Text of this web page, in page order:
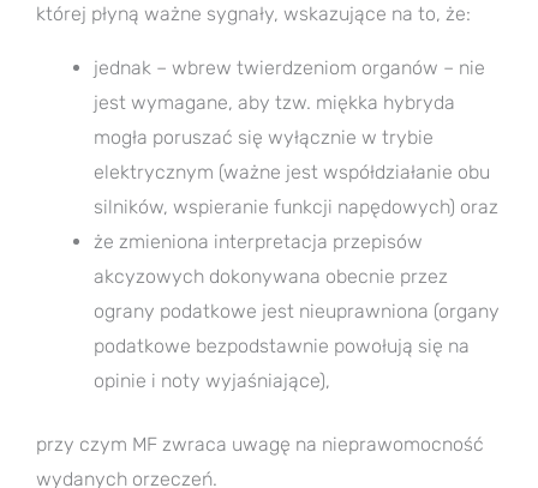
której płyną ważne sygnały, wskazujące na to, że:
jednak – wbrew twierdzeniom organów – nie
jest wymagane, aby tzw. miękka hybryda
mogła poruszać się wyłącznie w trybie
elektrycznym (ważne jest współdziałanie obu
silników, wspieranie funkcji napędowych) oraz
że zmieniona interpretacja przepisów
akcyzowych dokonywana obecnie przez
ograny podatkowe jest nieuprawniona (organy
podatkowe bezpodstawnie powołują się na
opinie i noty wyjaśniające),
przy czym MF zwraca uwagę na nieprawomocność
wydanych orzeczeń.